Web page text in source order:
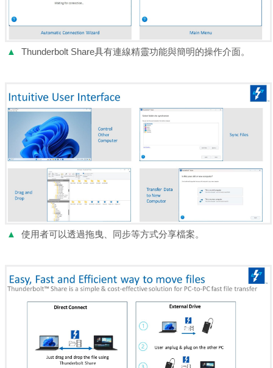
▲ Thunderbolt Share具有連線精靈功能與簡明的操作介面。
▲ 使用者可以透過拖曳、同步等方式分享檔案。